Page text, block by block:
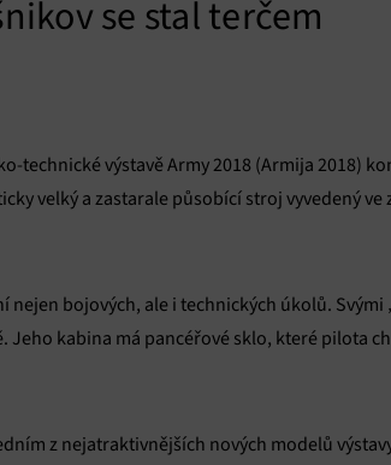
se stal terčem
technické výstavě Army 2018 (Armija 2018)
velký a zastarale působící stroj vyvedený ve
nejen bojových, ale i technických úkolů. Svými
kabina má pancéřové sklo, které pilota
z nejatraktivnějších nových modelů